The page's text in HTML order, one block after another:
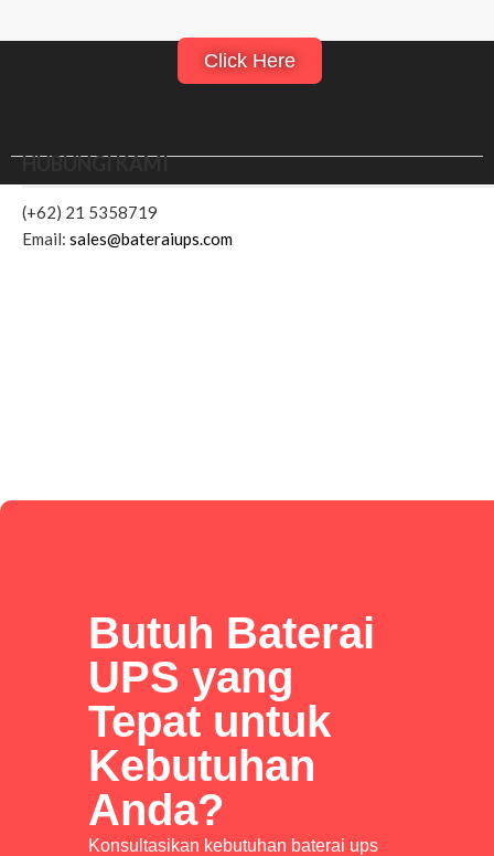
Click Here
HUBUNGI KAMI
(+62) 21 5358719
Email: sales@bateraiups.com
Butuh Baterai
UPS yang
Tepat untuk
Kebutuhan
Anda?
Konsultasikan kebutuhan baterai ups